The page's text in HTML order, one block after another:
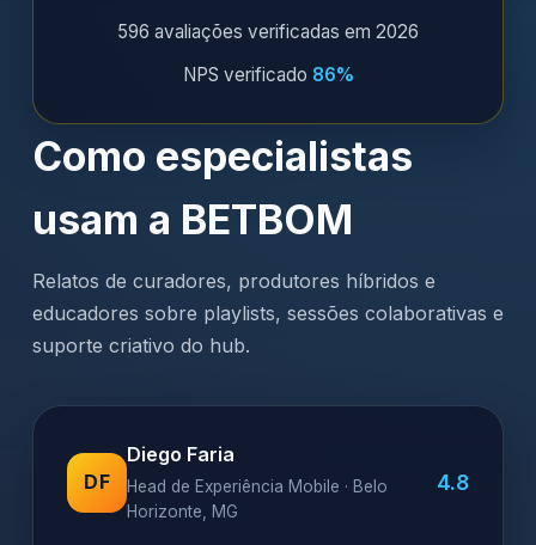
596 avaliações verificadas em 2026
NPS verificado 86%
Como especialistas
usam a BETBOM
Relatos de curadores, produtores híbridos e
educadores sobre playlists, sessões colaborativas e
suporte criativo do hub.
DF
Diego Faria
Head de Experiência Mobile · Belo
Horizonte, MG
4.8